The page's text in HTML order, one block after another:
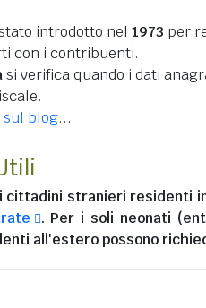
introdotto nel 1973 per
con i contribuenti.
si verifica quando i dati
blog...
cittadini stranieri residenti
. Per i soli neonati
all'esteropossono